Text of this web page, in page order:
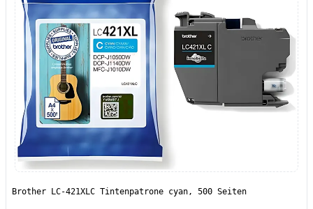
Brother LC-421XLC Tintenpatrone cyan, 500 Seiten